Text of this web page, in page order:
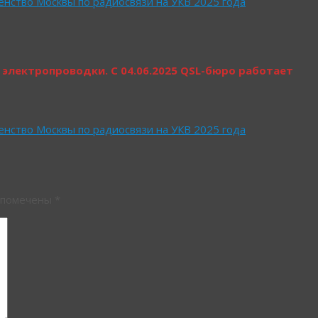
С 04.06.2025 QSL-бюро работает
Москвы по радиосвязи на УКВ 2025 года